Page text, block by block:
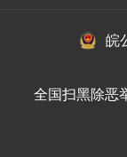
皖
全国扫黑除恶